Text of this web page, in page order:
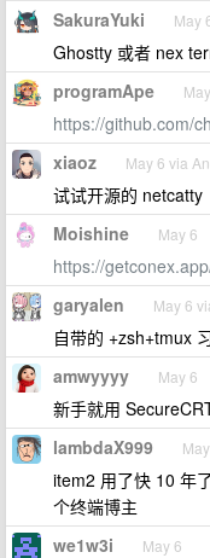
SakuraYuki May
Ghostty 或者 nex
programApe
https://github.com/
xiaoz May 6 via
试试开源的 netcatty
Moishine May 6
https://
garyalen May 6
自带的 +zsh+tmux
amwyyyy May 6
新手就用
lambdaX999
item2 用了快 10 年
个终端博主
we1w3i May 6